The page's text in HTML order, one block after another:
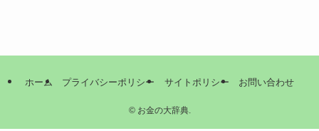
ホーム プライバシーポリシー サイトポリシー お問い合わせ
©お金の大辞典.